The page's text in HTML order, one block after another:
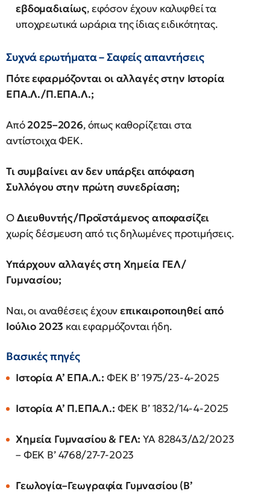
εβδομαδιαίως, εφόσον έχουν καλυφθεί τα
υποχρεωτικά ωράρια της ίδιας ειδικότητας.
Συχνά ερωτήματα – Σαφείς απαντήσεις
Πότε εφαρμόζονται οι αλλαγές στην Ιστορία
ΕΠΑ.Λ./Π.ΕΠΑ.Λ.;
Από2025–2026, όπως καθορίζεται στα
αντίστοιχα ΦΕΚ.
Τι συμβαίνει αν δεν υπάρξει απόφαση
Συλλόγου στην πρώτη συνεδρίαση;
ΟΔιευθυντής/Προϊστάμενος αποφασίζει
χωρίς δέσμευση από τις δηλωμένες προτιμήσεις.
Υπάρχουν αλλαγές στη Χημεία ΓΕΛ/
Γυμνασίου;
Ναι, οι αναθέσεις έχουνεπικαιροποιηθεί από
Ιούλιο 2023 και εφαρμόζονται ήδη.
Βασικές πηγές
Ιστορία Α’ ΕΠΑ.Λ.: ΦΕΚ Β’ 1975/23-4-2025
Ιστορία Α’ Π.ΕΠΑ.Λ.: ΦΕΚ Β’ 1832/14-4-2025
Χημεία Γυμνασίου & ΓΕΛ: ΥΑ 82843/Δ2/2023
– ΦΕΚ Β’ 4768/27-7-2023
Γεωλογία–Γεωγραφία Γυμνασίου (Β’